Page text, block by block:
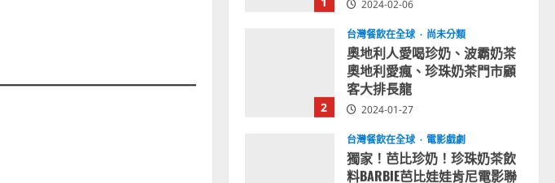
奧地利人愛喝珍奶、波霸奶茶
奧地利愛瘋、珍珠奶茶門市顧
客大排長龍
2024-01-27
台灣餐飲在全球
獨家！芭比珍奶！珍珠奶茶飲
料BARBIE芭比娃娃肯尼電影聯
名網友官方影片！日出茶太
CHATIME澳洲限定活動